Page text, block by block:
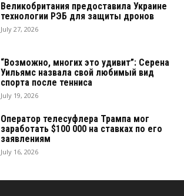
Великобритания предоставила Украине
технологии РЭБ для защиты дронов
July 27, 2026
“Возможно, многих это удивит”: Серена
Уильямс назвала свой любимый вид
спорта после тенниса
July 19, 2026
Оператор телесуфлера Трампа мог
заработать $100 000 на ставках по его
заявлениям
July 16, 2026